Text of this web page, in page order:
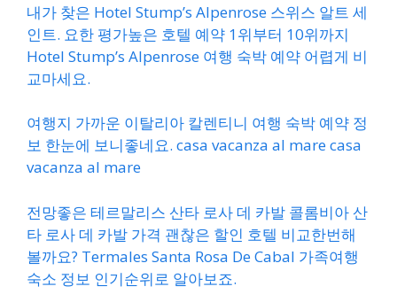
내가 찾은 Hotel Stump’s Alpenrose 스위스 알트 세
인트. 요한 평가높은 호텔 예약 1위부터 10위까지
Hotel Stump’s Alpenrose 여행 숙박 예약 어렵게 비
교마세요.
여행지 가까운 이탈리아 칼렌티니 여행 숙박 예약 정
보 한눈에 보니좋네요. casa vacanza al mare casa
vacanza al mare
전망좋은 테르말리스 산타 로사 데 카발 콜롬비아 산
타 로사 데 카발 가격 괜찮은 할인 호텔 비교한번해
볼까요? Termales Santa Rosa De Cabal 가족여행
숙소 정보 인기순위로 알아보죠.